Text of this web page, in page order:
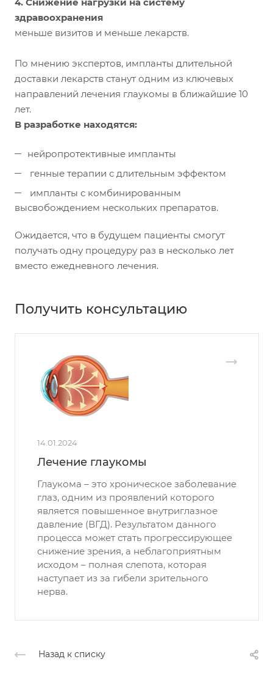
4. Снижение нагрузки на систему
здравоохранения
меньше визитов и меньше лекарств.
По мнению экспертов, импланты длительной
доставки лекарств станут одним из ключевых
направлений лечения глаукомы в ближайшие 10
лет.
В разработке находятся:
нейропротективные импланты
генные терапии с длительным эффектом
импланты с комбинированным
высвобождением нескольких препаратов.
Ожидается, что в будущем пациенты смогут
получать одну процедуру раз в несколько лет
вместо ежедневного лечения.
Получить консультацию
14.01.2024
Лечение глаукомы
Глаукома – это хроническое заболевание
глаз, одним из проявлений которого
является повышенное внутриглазное
давление (ВГД). Результатом данного
процесса может стать прогрессирующее
снижение зрения, а неблагоприятным
исходом – полная слепота, которая
наступает из за гибели зрительного
нерва.
Назад к списку